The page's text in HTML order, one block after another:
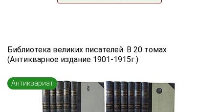
Язык книги
...
Переплет
...
Библиотека великих писателей. В 20 томах
(Антикварное издание 1901-1915г.)
Антиквариат